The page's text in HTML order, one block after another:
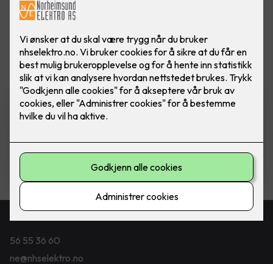
Vis flerefiltre
Komfyrvakt mKomfy Wally
m/trådløs sensor
Lyng.
5,750,-
56 55 36 60
ne@nhselektro.no